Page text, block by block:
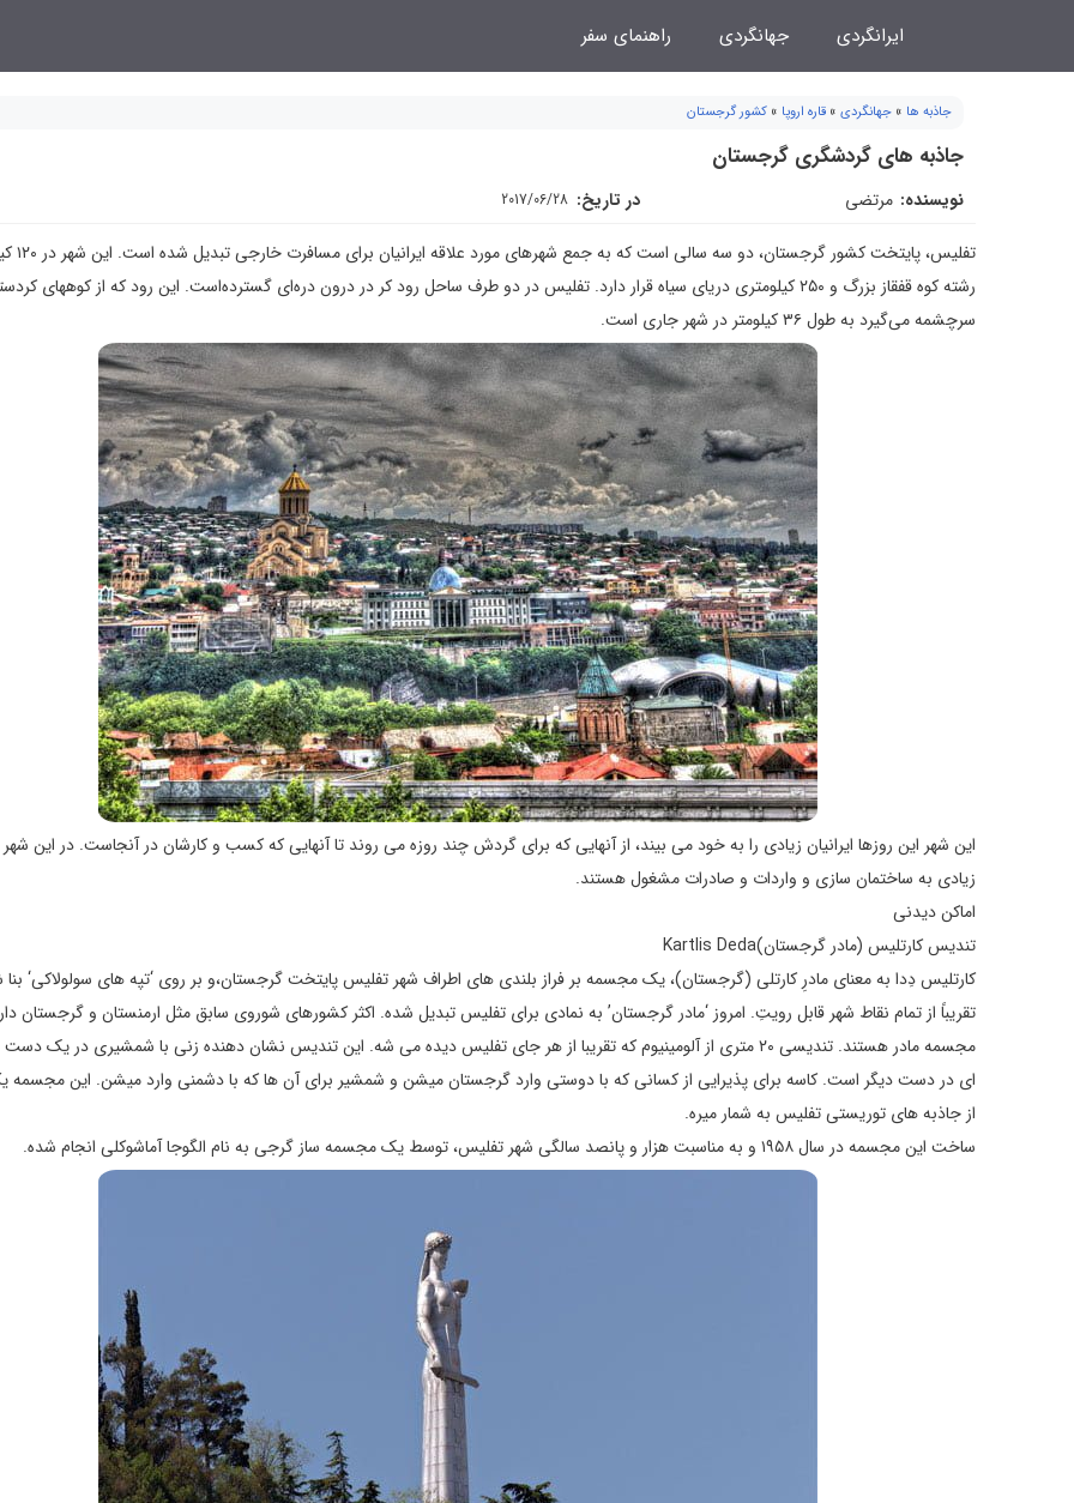
ایرانگردی جهانگردی راهنمای سفر
جاذبه ها » جهانگردی » قاره اروپا » کشور گرجستان
جاذبه های گردشگری گرجستان
نویسنده: مرتضی در تاریخ: 2017/06/28
تفلیس، پایتخت
رشته کوه قفقاز بزرگ و ۲۵۰ کیلومتری دریای سیاه قرار دارد. تفلیس در دو طرف ساحل رود کر در درون دره‌ای گسترده‌است. این رود که از کوههای
سرچشمه می‌گیرد به طول ۳۶ کیلومتر در شهر جاری است.
این شهر این روزها ایرانیان زیادی را به خود می بیند، از آنهایی که برای گردش چند روزه می روند تا آنهایی که کسب و کارشان در آنجاست. در این شهر
زیادی به ساختمان سازی و واردات و صادرات مشغول هستند.
اماکن دیدنی
تندیس کارتلیس (مادر گرجستان)Kartlis Deda
کارتلیس دِدا به معنای مادرِ کارتلی (گرجستان)، یک مجسمه بر فراز بلندی های اطراف شهر تفلیس پایتخت گرجستان،و بر روی ‘تپه های سولولاکی‘
تقریباً از تمام نقاط شهر قابل رویتِ. امروز ‘مادر گرجستان’ به نمادی برای تفلیس تبدیل شده. اکثر کشورهای شوروی سابق مثل ارمنستان و گرجستان
مجسمه مادر هستند. تندیسی ۲۰ متری از آلومینیوم که تقریبا از هر جای تفلیس دیده می شه. این تندیس نشان دهنده زنی با شمشیری در یک
ای در دست دیگر است. کاسه برای پذیرایی از کسانی که با دوستی وارد گرجستان میشن و شمشیر برای آن ها که با دشمنی وارد میشن. این مجسمه
از جاذبه های توریستی تفلیس به شمار میره.
ساخت این مجسمه در سال ۱۹۵۸ و به مناسبت هزار و پانصد سالگی شهر تفلیس، توسط یک مجسمه ساز گرجی به نام الگوجا آماشوکلی انجام شده.